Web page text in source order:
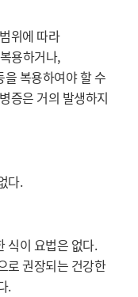
위에 따라
용하거나,
복용하여야 할 수
증은 거의 발생하지
다.
식이 요법은 없다.
로 권장되는 건강한
.